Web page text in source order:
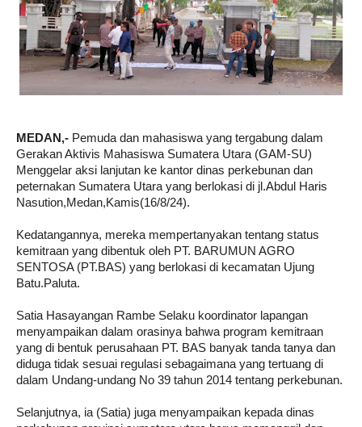
MEDAN,- Pemuda dan mahasiswa yang tergabung dalam
Gerakan Aktivis Mahasiswa Sumatera Utara (GAM-SU)
Menggelar aksi lanjutan ke kantor dinas perkebunan dan
peternakan Sumatera Utara yang berlokasi di jl.Abdul Haris
Nasution,Medan,Kamis(16/8/24).
Kedatangannya, mereka mempertanyakan tentang status
kemitraan yang dibentuk oleh PT. BARUMUN AGRO
SENTOSA (PT.BAS) yang berlokasi di kecamatan Ujung
Batu.Paluta.
Satia Hasayangan Rambe Selaku koordinator lapangan
menyampaikan dalam orasinya bahwa program kemitraan
yang di bentuk perusahaan PT. BAS banyak tanda tanya dan
diduga tidak sesuai regulasi sebagaimana yang tertuang di
dalam Undang-undang No 39 tahun 2014 tentang perkebunan.
Selanjutnya, ia (Satia) juga menyampaikan kepada dinas